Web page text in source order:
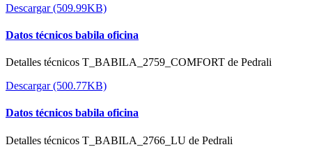
Descargar (509.99KB)
Datos técnicos babila oficina
Detalles técnicos T_BABILA_2759_COMFORT de Pedrali
Descargar (500.77KB)
Datos técnicos babila oficina
Detalles técnicos T_BABILA_2766_LU de Pedrali